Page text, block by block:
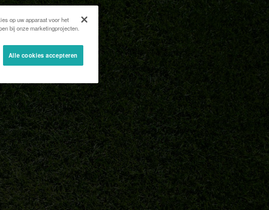
op uw apparaat voor het
bij onze marketingprojecten.
Alle cookies accepteren